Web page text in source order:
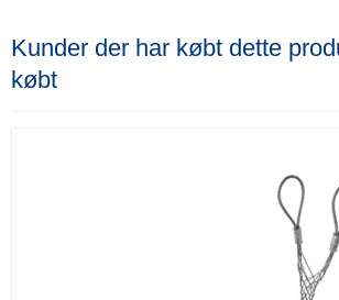
Kunder der har købt dette
købt